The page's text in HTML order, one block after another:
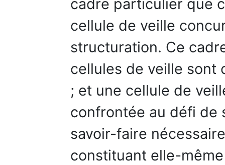
cadre particulier que
cellule de veille
structuration. Ce
cellules de veille sont
; et une cellule de
confrontée au défi de
savoir-faire
constituant elle-